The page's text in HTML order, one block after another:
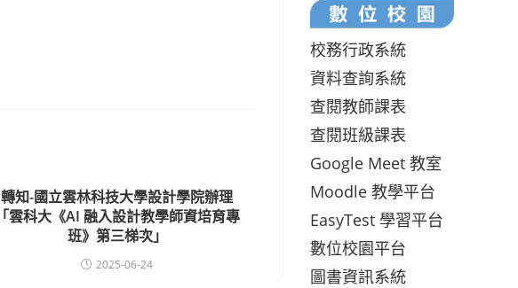
轉知-國立雲林科技大學設計學院辦理
「雲科大《AI 融入設計教學師資培育專
班》第三梯次」
2025-06-24
校務行政系統
資料查詢系統
查閱教師課表
查閱班級課表
Google Meet 教室
Moodle 教學平台
EasyTest 學習平台
數位校園平台
圖書資訊系統